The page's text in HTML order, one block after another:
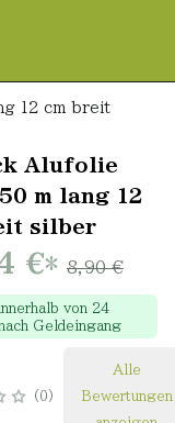
12 cm breit
Alufolie
m lang 12
silber
€* 8,90 €
von 24
Geldeingang
0
Alle
Bewertungen